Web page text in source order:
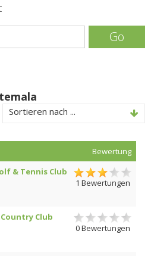
Go
Sortieren nach ...
Bewertung
& Tennis Club
1 Bewertungen
Club
0 Bewertungen